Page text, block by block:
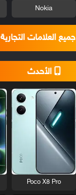
Nokia
جميع العلامات التجارية
الأحدث
Poco X8 Pro